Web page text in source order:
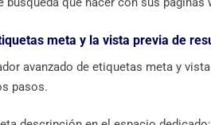
meta y la vista previa de
avanzado de etiquetas meta y
pasos.